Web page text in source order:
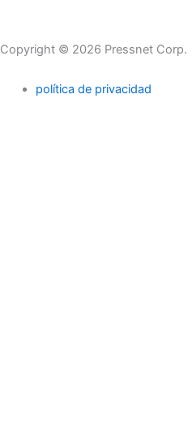
Copyright © 2026 Pressnet Corp.
política de privacidad